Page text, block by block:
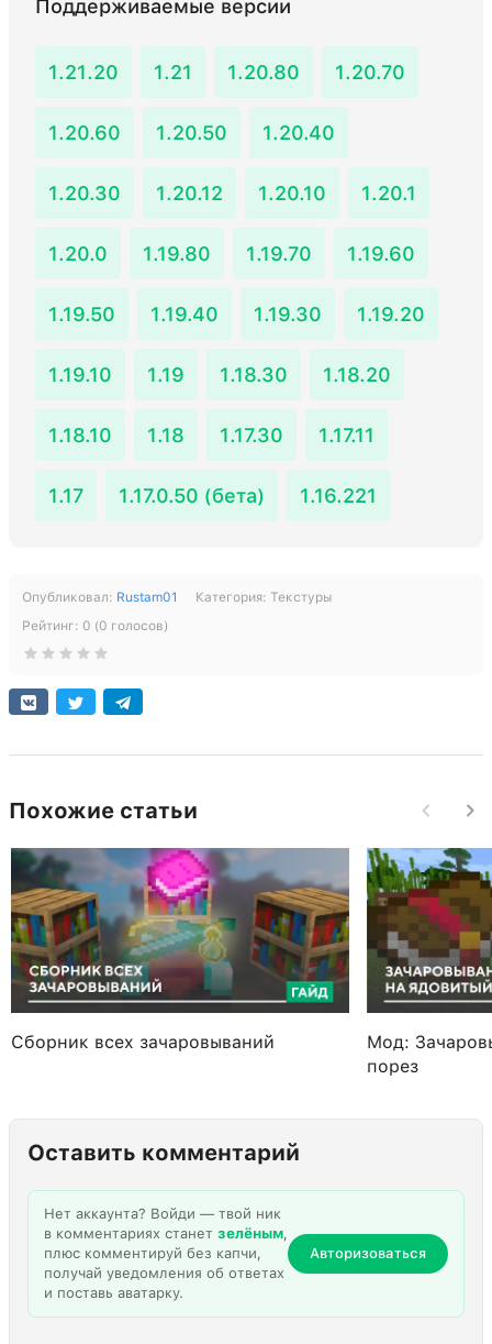
Поддерживаемые версии
1.21.20 1.21 1.20.80 1.20.70
1.20.60 1.20.50 1.20.40
1.20.30 1.20.12 1.20.10 1.20.1
1.20.0 1.19.80 1.19.70 1.19.60
1.19.50 1.19.40 1.19.30 1.19.20
1.19.10 1.19 1.18.30 1.18.20
1.18.10 1.18 1.17.30 1.17.11
1.17 1.17.0.50 (бета) 1.16.221
Опубликовал: Rustam01 Категория: Текстуры
Рейтинг: 0 (0 голосов)
Похожие статьи
Сборник всех зачаровываний
Мод:
порез
Оставить комментарий
Нет аккаунта? Войди — твой ник
в комментариях станет зелёным,
плюс комментируй без капчи,
получай уведомления об ответах
и поставь аватарку.
Авторизоваться